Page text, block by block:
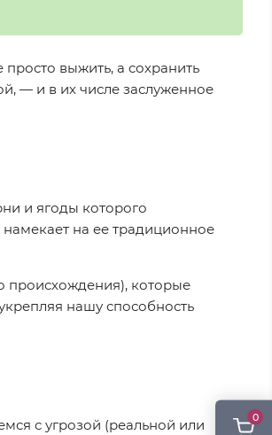
0
выжить, а сохранить
— и в их числе заслуженное
и ягоды которого
на ее традиционное
происхождения), которые
нашу способность
с угрозой (реальной или